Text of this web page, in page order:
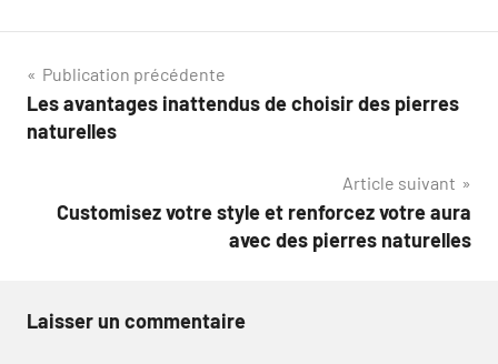
Navigation
de
Publication précédente
Les avantages inattendus de choisir des pierres
naturelles
Article suivant
Customisez votre style et renforcez votre aura
avec des pierres naturelles
Laisser un commentaire